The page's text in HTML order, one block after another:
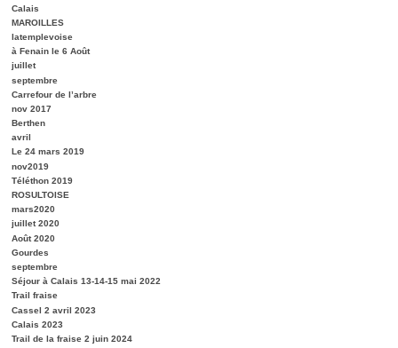
Calais
MAROILLES
latemplevoise
à Fenain le 6 Août
juillet
septembre
Carrefour de l’arbre
nov 2017
Berthen
avril
Le 24 mars 2019
nov2019
Téléthon 2019
ROSULTOISE
mars2020
juillet 2020
Août 2020
Gourdes
septembre
Séjour à Calais 13-14-15 mai 2022
Trail fraise
Cassel 2 avril 2023
Calais 2023
Trail de la fraise 2 juin 2024